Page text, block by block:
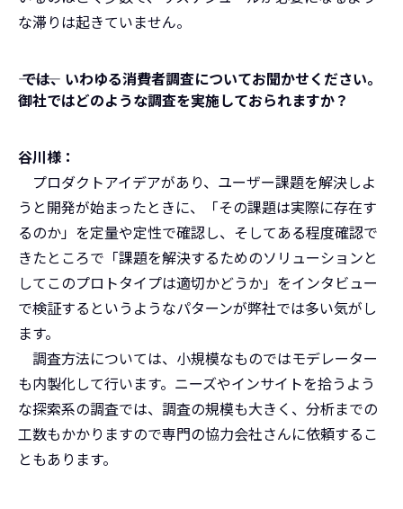
な滞りは起きていません。
――― では、いわゆる消費者調査についてお聞かせください。
御社ではどのような調査を実施しておられますか？
谷川様：
プロダクトアイデアがあり、ユーザー課題を解決しよ
うと開発が始まったときに、「その課題は実際に存在す
るのか」を定量や定性で確認し、そしてある程度確認で
きたところで「課題を解決するためのソリューションと
してこのプロトタイプは適切かどうか」をインタビュー
で検証するというようなパターンが弊社では多い気がし
ます。
調査方法については、小規模なものではモデレーター
も内製化して行います。ニーズやインサイトを拾うよう
な探索系の調査では、調査の規模も大きく、分析までの
工数もかかりますので専門の協力会社さんに依頼するこ
ともあります。